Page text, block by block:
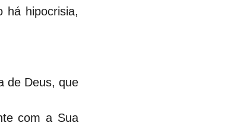
há hipocrisia,
de Deus, que
com a Sua